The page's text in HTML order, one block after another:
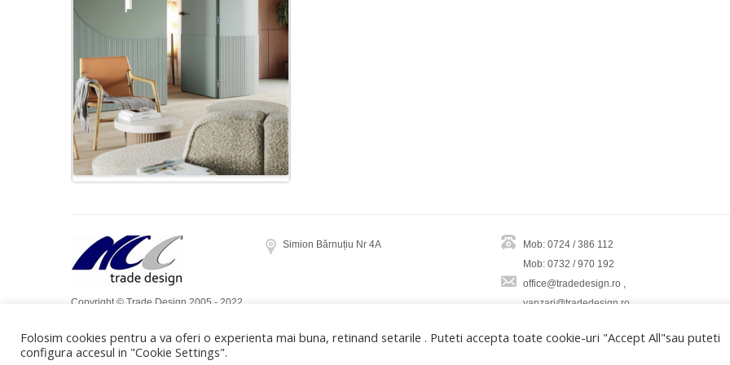
Copyright © Trade Design 2005 - 2022.
Dow Media
Simion Bărnuțiu Nr 4A
Mob: 0724 / 386 112
Mob: 0732 / 970 192
office@tradedesign.ro ,
vanzari@tradedesign.ro
Folosim cookies pentru a va oferi o experienta mai buna, retinand setarile . Puteti accepta toate cookie-uri "Accept All"sau puteti
configura accesul in "Cookie Settings".